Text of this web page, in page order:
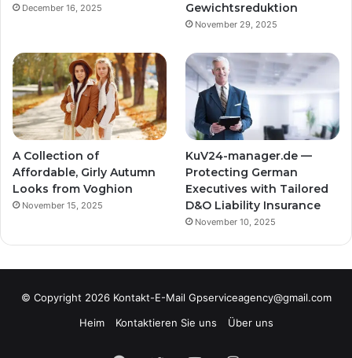
December 16, 2025
Gewichtsreduktion
November 29, 2025
A Collection of
Affordable, Girly Autumn
Looks from Voghion
November 15, 2025
KuV24-manager.de —
Protecting German
Executives with Tailored
D&O Liability Insurance
November 10, 2025
© Copyright 2026 Kontakt-E-Mail Gpserviceagency@gmail.com
Heim
Kontaktieren Sie uns Über uns